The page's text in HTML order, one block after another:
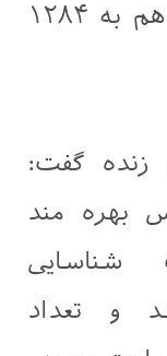
تعداد تصاویر منتشر شده هم به ۱۲۸۴
گفت:
بهره مند
کارت شناسایی
و تعداد